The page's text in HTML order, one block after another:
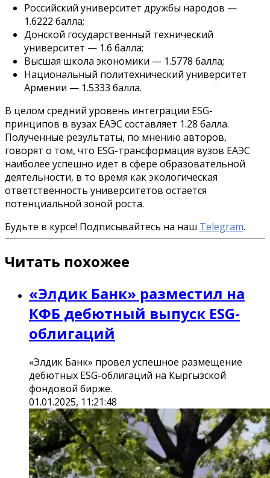
Российский университет дружбы народов —
1.6222 балла;
Донской государственный технический
университет — 1.6 балла;
Высшая школа экономики — 1.5778 балла;
Национальный политехнический университет
Армении — 1.5333 балла.
В целом средний уровень интеграции ESG-
принципов в вузах ЕАЭС составляет 1.28 балла.
Полученные результаты, по мнению авторов,
говорят о том, что ESG-трансформация вузов ЕАЭС
наиболее успешно идет в сфере образовательной
деятельности, в то время как экологическая
ответственность университетов остается
потенциальной зоной роста.
Будьте в курсе! Подписывайтесь на наш Telegram.
Читать похожее
«Элдик Банк» разместил на
КФБ дебютный выпуск ESG-
облигаций
«Элдик Банк» провел успешное размещение
дебютных ESG-облигаций на Кыргызской
фондовой бирже.
01.01.2025, 11:21:48